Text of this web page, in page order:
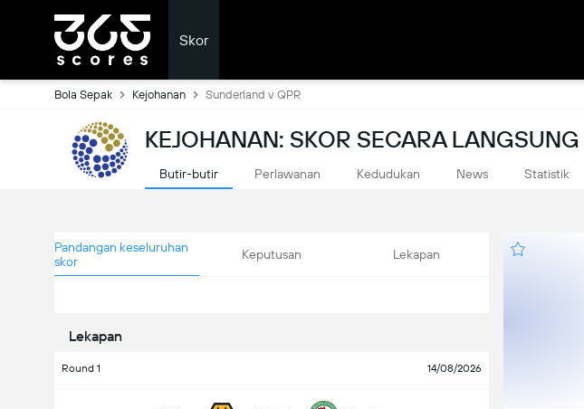
Skor
Bola Sepak Kejohanan Sunderland v QPR
KEJOHANAN: SKOR SECARA LANGSUNG
Butir-butir Perlawanan Kedudukan News Statistik
Pandangan keseluruhan
skor
Keputusan Lekapan
Lekapan
Round 1 14/08/2026